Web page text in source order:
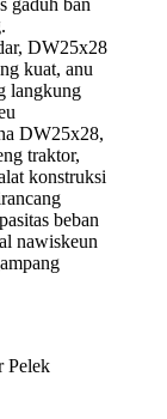
gaduh ban
DW25x28
kuat, anu
langkung
DW25x28,
traktor,
konstruksi
beban
nawiskeun